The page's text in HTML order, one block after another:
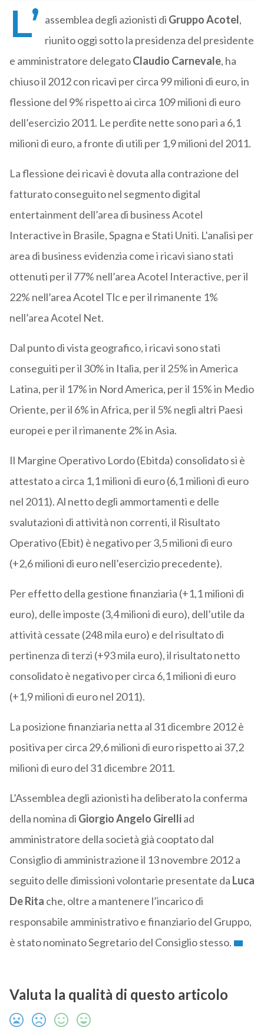
L’ assemblea degli azionisti di Gruppo Acotel,
riunito oggi sotto la presidenza del presidente
e amministratore delegatoClaudio Carnevale, ha
chiuso il 2012 con ricavi per circa 99 milioni di euro, in
flessione del 9% rispetto ai circa 109 milioni di euro
dell’esercizio 2011. Le perdite nette sono pari a 6,1
milioni di euro, a fronte di utili per 1,9 milioni del 2011.
La flessione dei ricavi è dovuta alla contrazione del
fatturato conseguito nel segmento digital
entertainment dell’area di business Acotel
Interactive in Brasile, Spagna e Stati Uniti. L’analisi per
area di business evidenzia come i ricavi siano stati
ottenuti per il 77% nell’area Acotel Interactive, per il
22% nell’area Acotel Tlc e per il rimanente 1%
nell’area Acotel Net.
Dal punto di vista geografico, i ricavi sono stati
conseguiti per il 30% in Italia, per il 25% in America
Latina, per il 17% in Nord America, per il 15% in Medio
Oriente, per il 6% in Africa, per il 5% negli altri Paesi
europei e per il rimanente 2% in Asia.
Il Margine Operativo Lordo (Ebitda) consolidato si è
attestato a circa 1,1 milioni di euro (6,1 milioni di euro
nel 2011). Al netto degli ammortamenti e delle
svalutazioni di attività non correnti, il Risultato
Operativo (Ebit) è negativo per 3,5 milioni di euro
(+2,6 milioni di euro nell’esercizio precedente).
Per effetto della gestione finanziaria (+1,1 milioni di
euro), delle imposte (3,4 milioni di euro), dell’utile da
attività cessate (248 mila euro) e del risultato di
pertinenza di terzi (+93 mila euro), il risultato netto
consolidato è negativo per circa 6,1 milioni di euro
(+1,9 milioni di euro nel 2011).
La posizione finanziaria netta al 31 dicembre 2012 è
positiva per circa 29,6 milioni di euro rispetto ai 37,2
milioni di euro del 31 dicembre 2011.
L’Assemblea degli azionisti ha deliberato la conferma
della nomina di Giorgio Angelo Girelliad
amministratore della società già cooptato dal
Consiglio di amministrazione il 13 novembre 2012 a
seguito delle dimissioni volontarie presentate da Luca
De Rita che, oltre a mantenere l’incarico di
responsabile amministrativo e finanziario del Gruppo,
è stato nominato Segretario del Consiglio stesso.
Valuta la qualità di questo articolo